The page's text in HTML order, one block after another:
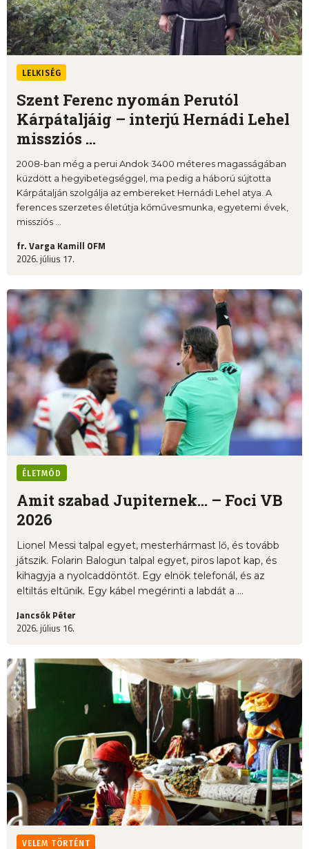
LELKISÉG
Szent Ferenc nyomán Perutól
Kárpátaljáig – interjú Hernádi Lehel
missziós ...
2008-ban még a perui Andok 3400 méteres magasságában
küzdött a hegyibetegséggel, ma pedig a háború sújtotta
Kárpátalján szolgálja az embereket Hernádi Lehel atya. A
ferences szerzetes életútja kőművesmunka, egyetemi évek,
missziós ...
fr. Varga Kamill OFM
2026. július 17.
ÉLETMÓD
Amit szabad Jupiternek... – Foci VB
2026
Lionel Messi talpal egyet, mesterhármast lő, és tovább
játszik. Folarin Balogun talpal egyet, piros lapot kap, és
kihagyja a nyolcaddöntőt. Egy elnök telefonál, és az
eltiltás eltűnik. Egy kábel megérinti a labdát a ...
Jancsók Péter
2026. július 16.
VELEM TÖRTÉNT